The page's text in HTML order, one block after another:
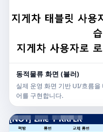
동적물류 화면 (블러)
실제 운영 화면 기반 UI/흐름
어를 구현합니다.